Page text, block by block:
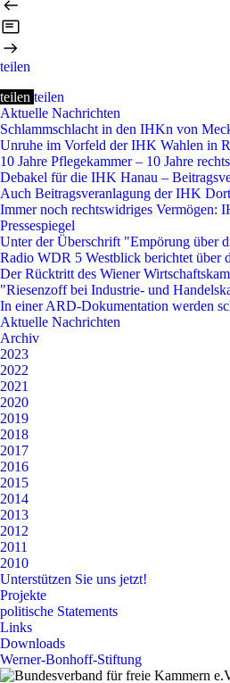
teilen
teilen teilen
Aktuelle Nachrichten
Schlammschlacht in den IHKn von
Unruhe im Vorfeld der IHK Wahlen in
10 Jahre Pflegekammer – 10 Jahre
Debakel für die IHK Hanau –
Auch Beitragsveranlagung der IHK
Immer noch rechtswidriges Vermögen:
Pressespiegel
Unter der Überschrift "Empörung über
Radio WDR 5 Westblick berichtet über
Der Rücktritt des Wiener
"Riesenzoff bei Industrie- und
In einer ARD-Dokumentation werden
Aktuelle Nachrichten
Archiv
2023
2022
2021
2020
2019
2018
2017
2016
2015
2014
2013
2012
2011
2010
Unterstützen Sie uns jetzt!
Projekte
politische Statements
Links
Downloads
Werner-Bonhoff-Stiftung